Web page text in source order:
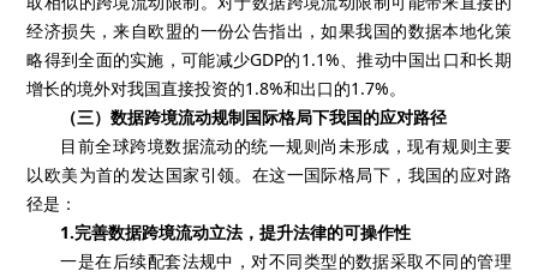
经济损失，来自欧盟的一份公告指出，如果我国的数据本地化策
略得到全面的实施，可能减少GDP的1.1%、推动中国出口和长期
增长的境外对我国直接投资的1.8%和出口的1.7%。
（三）数据跨境流动规制国际格局下我国的应对路径
目前全球跨境数据流动的统一规则尚未形成，现有规则主要
以欧美为首的发达国家引领。在这一国际格局下，我国的应对路
径是：
1.完善数据跨境流动立法，提升法律的可操作性
一是在后续配套法规中，对不同类型的数据采取不同的管理